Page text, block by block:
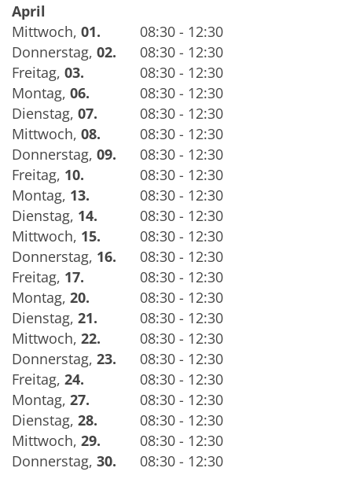
April
Mittwoch, 01.
08:30 - 12:30
Donnerstag, 02.
08:30 - 12:30
Freitag, 03.
08:30 - 12:30
Montag, 06.
08:30 - 12:30
Dienstag, 07.
08:30 - 12:30
Mittwoch, 08.
08:30 - 12:30
Donnerstag, 09.
08:30 - 12:30
Freitag, 10.
08:30 - 12:30
Montag, 13.
08:30 - 12:30
Dienstag, 14.
08:30 - 12:30
Mittwoch, 15.
08:30 - 12:30
Donnerstag, 16.
08:30 - 12:30
Freitag, 17.
08:30 - 12:30
Montag, 20.
08:30 - 12:30
Dienstag, 21.
08:30 - 12:30
Mittwoch, 22.
08:30 - 12:30
Donnerstag, 23.
08:30 - 12:30
Freitag, 24.
08:30 - 12:30
Montag, 27.
08:30 - 12:30
Dienstag, 28.
08:30 - 12:30
Mittwoch, 29.
08:30 - 12:30
Donnerstag, 30.
08:30 - 12:30